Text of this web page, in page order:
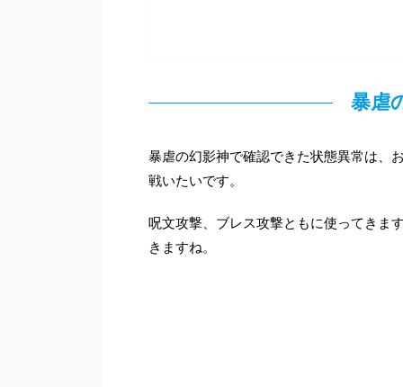
暴虐
暴虐の幻影神で確認できた状態異常は、
戦いたいです。
呪文攻撃、ブレス攻撃ともに使ってきま
きますね。